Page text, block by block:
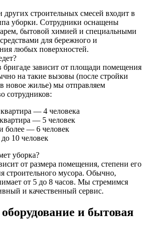
других строительных смесей входит в
уборки. Сотрудники оснащены
бытовой химией и специальными
для бережного и
любых поверхностей.
бригаде зависит от площади помещения
на такие вызовы (после стройки
новое жилье) мы отправляем
сотрудников:
— 4 человека
— 5 человек
более — 6 человек
10 человек
уборка?
от размера помещения, степени его
строительного мусора. Обычно,
от 5 до 8 часов. Мы стремимся
и качественный сервис.
и бытовая